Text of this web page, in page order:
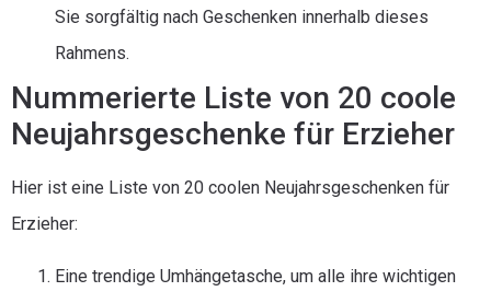
Sie sorgfältig nach Geschenken innerhalb dieses
Rahmens.
Nummerierte Liste von 20 coole
Neujahrsgeschenke für Erzieher
Hier ist eine Liste von 20 coolen Neujahrsgeschenken für
Erzieher:
Eine trendige Umhängetasche, um alle ihre wichtigen